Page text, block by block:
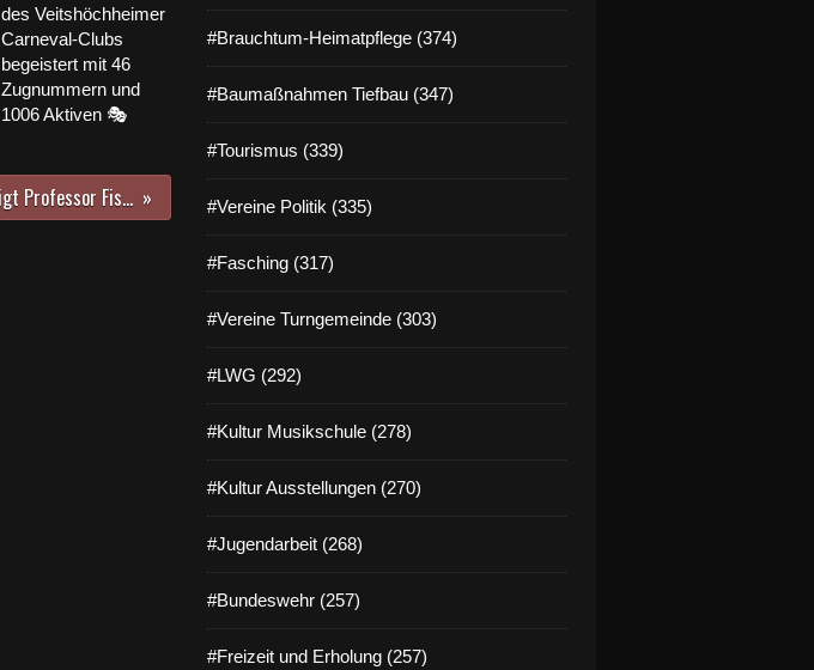
des Veitshöchheimer
Carneval-Clubs
begeistert mit 46
Zugnummern und
1006 Aktiven 🎭
Gemeinderat billigt Professor Fischer's Planungskonzept für Sanierung der Aussegnungshalle im Waldfriedhof - Kostenschätzung 818.000 Euro
#Brauchtum-Heimatpflege (374)
#Baumaßnahmen Tiefbau (347)
#Tourismus (339)
#Vereine Politik (335)
#Fasching (317)
#Vereine Turngemeinde (303)
#LWG (292)
#Kultur Musikschule (278)
#Kultur Ausstellungen (270)
#Jugendarbeit (268)
#Bundeswehr (257)
#Freizeit und Erholung (257)